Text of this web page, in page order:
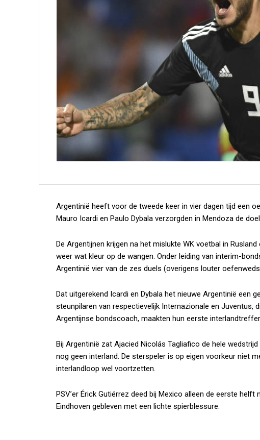
Argentinië heeft voor de tweede keer in vier dagen tijd een
Mauro Icardi en Paulo Dybala verzorgden in Mendoza de
De Argentijnen krijgen na het mislukte WK voetbal in
weer wat kleur op de wangen. Onder leiding van interim-
Argentinië vier van de zes duels (overigens louter
Dat uitgerekend Icardi en Dybala het nieuwe Argentinië een
steunpilaren van respectievelijk Internazionale en Juventus,
Argentijnse bondscoach, maakten hun eerste
Bij Argentinië zat Ajacied Nicolás Tagliafico de hele
nog geen interland. De sterspeler is op eigen voorkeur niet
interlandloop wel voortzetten.
PSV’er Érick Gutiérrez deed bij Mexico alleen de eerste
Eindhoven gebleven met een lichte spierblessure.